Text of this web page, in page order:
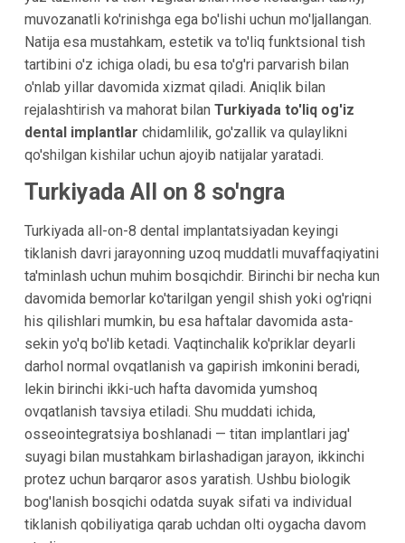
muvozanatli ko'rinishga ega bo'lishi uchun mo'ljallangan.
Natija esa mustahkam, estetik va to'liq funktsional tish
tartibini o'z ichiga oladi, bu esa to'g'ri parvarish bilan
o'nlab yillar davomida xizmat qiladi. Aniqlik bilan
rejalashtirish va mahorat bilan Turkiyada to'liq og'iz
dental implantlar chidamlilik, go'zallik va qulaylikni
qo'shilgan kishilar uchun ajoyib natijalar yaratadi.
Turkiyada All on 8 so'ngra
Turkiyada all-on-8 dental implantatsiyadan keyingi
tiklanish davri jarayonning uzoq muddatli muvaffaqiyatini
ta'minlash uchun muhim bosqichdir. Birinchi bir necha kun
davomida bemorlar ko'tarilgan yengil shish yoki og'riqni
his qilishlari mumkin, bu esa haftalar davomida asta-
sekin yo'q bo'lib ketadi. Vaqtinchalik ko'priklar deyarli
darhol normal ovqatlanish va gapirish imkonini beradi,
lekin birinchi ikki-uch hafta davomida yumshoq
ovqatlanish tavsiya etiladi. Shu muddati ichida,
osseointegratsiya boshlanadi — titan implantlari jag'
suyagi bilan mustahkam birlashadigan jarayon, ikkinchi
protez uchun barqaror asos yaratish. Ushbu biologik
bog'lanish bosqichi odatda suyak sifati va individual
tiklanish qobiliyatiga qarab uchdan olti oygacha davom